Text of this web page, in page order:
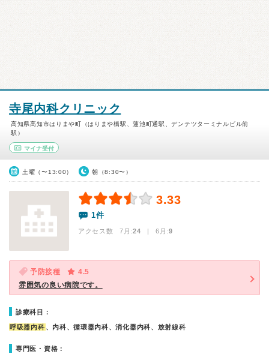
寺尾内科クリニック
高知県高知市はりまや町（はりまや橋駅、蓮池町通駅、デンテツターミナルビル前
駅）
マイナ受付
土曜（〜13:00） 朝（8:30〜）
3.33
1件
アクセス数 7月:24 | 6月:9
予防接種
4.5
雰囲気の良い病院です。
診療科目：
呼吸器内科 、内科、循環器内科、消化器内科、放射線科
専門医・資格：